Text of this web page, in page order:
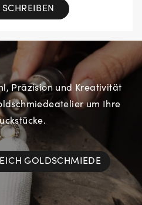
Präzision und Kreativität
um Ihre
GOLDSCHMIEDE